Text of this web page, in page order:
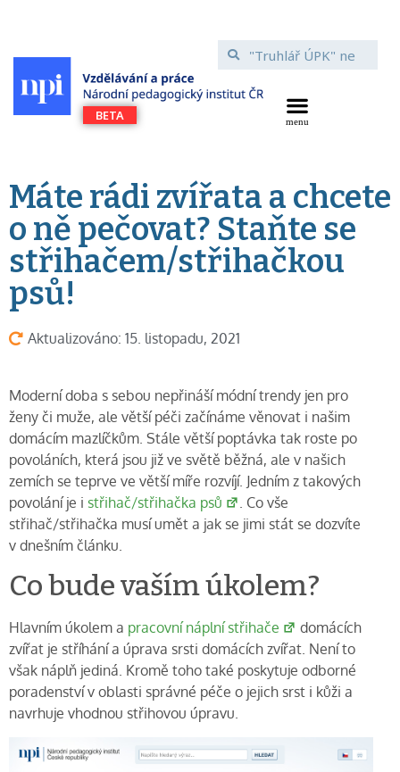
Máte rádi zvířata a chcete
o ně pečovat? Staňte se
střihačem/střihačkou
psů!
Aktualizováno: 15. listopadu, 2021
Moderní doba s sebou nepřináší módní trendy jen pro
ženy či muže, ale větší péči začínáme věnovat i našim
domácím mazlíčkům. Stále větší poptávka tak roste po
povoláních, která jsou již ve světě běžná, ale v našich
zemích se teprve ve větší míře rozvíjí. Jedním z takových
povolání je i střihač/střihačka psů
. Co vše
střihač/střihačka musí umět a jak se jimi stát se dozvíte
v dnešním článku.
Co bude vaším úkolem?
Hlavním úkolem a pracovní náplní střihače
domácích
zvířat je stříhání a úprava srsti domácích zvířat. Není to
však náplň jediná. Kromě toho také poskytuje odborné
poradenství v oblasti správné péče o jejich srst i kůži a
navrhuje vhodnou střihovou úpravu.